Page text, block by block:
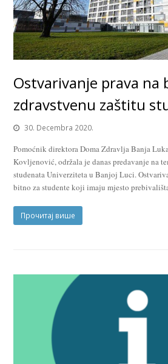
Ostvarivanje prava na
zdravstvenu zaštitu
30. Decembra 2020.
Pomoćnik direktora Doma Zdravlja Banja
Kovljenović, održala je danas predavanje na
studenata Univerziteta u Banjoj Luci.
bitno za studente koji imaju mjesto
Прочитај више